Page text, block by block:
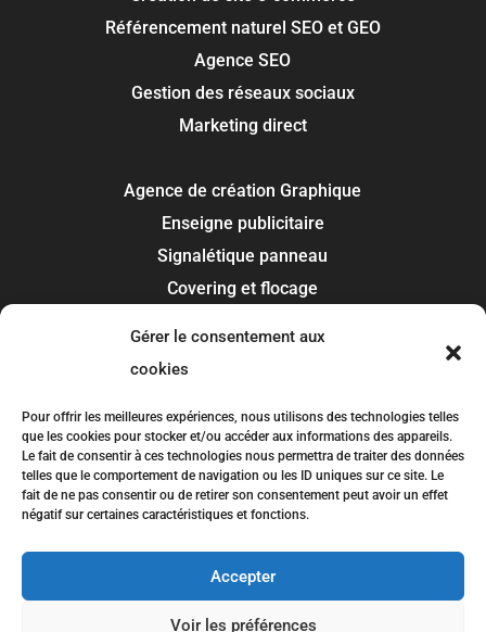
Gérer le consentement aux
cookies
Pour offrir les meilleures expériences, nous utilisons des technologies telles
que les cookies pour stocker et/ou accéder aux informations des appareils.
Le fait de consentir à ces technologies nous permettra de traiter des données
telles que le comportement de navigation ou les ID uniques sur ce site. Le
fait de ne pas consentir ou de retirer son consentement peut avoir un effet
négatif sur certaines caractéristiques et fonctions.
Accepter
Voir les préférences
Référencement naturel SEO et GEO
Agence SEO
Gestion des réseaux sociaux
Marketing direct
Agence de création Graphique
Enseigne publicitaire
Signalétique panneau
Covering et flocage
Toulouse
Colomiers
Blagnac
Tournefeuille
Plaisance-du-Touch
Balma